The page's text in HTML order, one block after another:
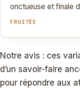
onctueuse et finale
FRUITÉE
Notre avis : ces
d’un savoir-faire
pour répondre aux